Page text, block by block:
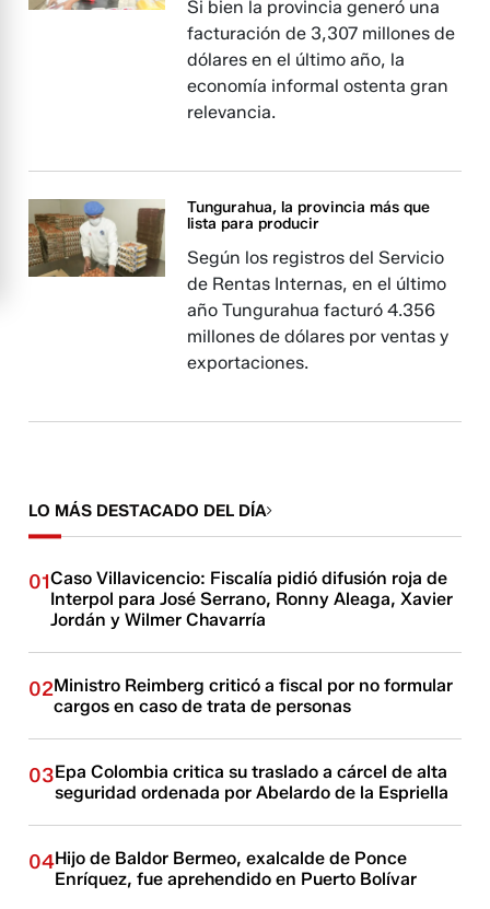
Si bien la provincia generó una
facturación de 3,307 millones de
dólares en el último año, la
economía informal ostenta gran
relevancia.
Tungurahua, la provincia más que
lista para producir
Según los registros del Servicio
de Rentas Internas, en el último
año Tungurahua facturó 4.356
millones de dólares por ventas y
exportaciones.
LO MÁS DESTACADO DEL DÍA
01Caso Villavicencio: Fiscalía pidió difusión roja de
Interpol para José Serrano, Ronny Aleaga, Xavier
Jordán y Wilmer Chavarría
02Ministro Reimberg criticó a fiscal por no formular
cargos en caso de trata de personas
03Epa Colombia critica su traslado a cárcel de alta
seguridad ordenada por Abelardo de la Espriella
04Hijo de Baldor Bermeo, exalcalde de Ponce
Enríquez, fue aprehendido en Puerto Bolívar